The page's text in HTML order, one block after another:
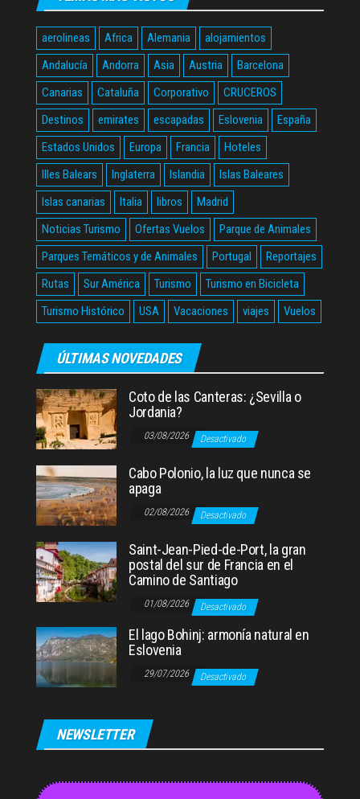
aerolineas Africa Alemania
alojamientos
Andalucía
Andorra Asia Austria
Barcelona
Canarias
Cataluña Corporativo
CRUCEROS
Destinos
emirates escapadas Eslovenia
España
Estados Unidos
Europa Francia
Hoteles
Illes Balears
Inglaterra Islandia
Islas Baleares
Islas canarias
Italia libros
Madrid
Noticias Turismo
Ofertas Vuelos
Parque de Animales
Parques Temáticos y de Animales
Portugal
Reportajes
Rutas
Sur América Turismo
Turismo en Bicicleta
Turismo Histórico
USA Vacaciones viajes Vuelos
ÚLTIMAS NOVEDADES
Coto de las Canteras: ¿Sevilla o
Jordania?
03/08/2026 Desactivado
Cabo Polonio, la luz que nunca se
apaga
02/08/2026 Desactivado
Saint-Jean-Pied-de-Port, la gran
postal del sur de Francia en el
Camino de Santiago
01/08/2026 Desactivado
El lago Bohinj: armonía natural en
Eslovenia
29/07/2026 Desactivado
NEWSLETTER